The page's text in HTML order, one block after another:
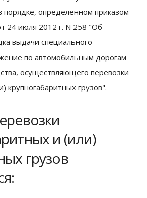
порядке, определенном приказом
24 июля 2012 г. N 258 "Об
выдачи специального
по автомобильным дорогам
осуществляющего перевозки
крупногабаритных грузов".
и (или)
грузов